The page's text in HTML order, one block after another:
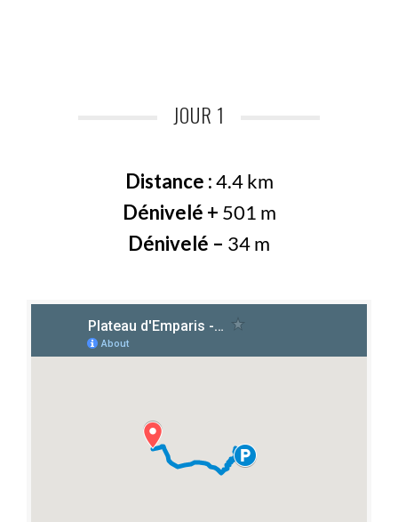
JOUR 1
Distance :4.4 km
Dénivelé + 501 m
Dénivelé – 34 m